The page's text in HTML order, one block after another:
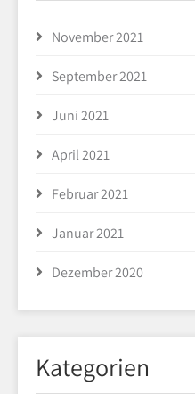
November 2021
September 2021
Juni 2021
April 2021
Februar 2021
Januar 2021
Dezember 2020
Kategorien